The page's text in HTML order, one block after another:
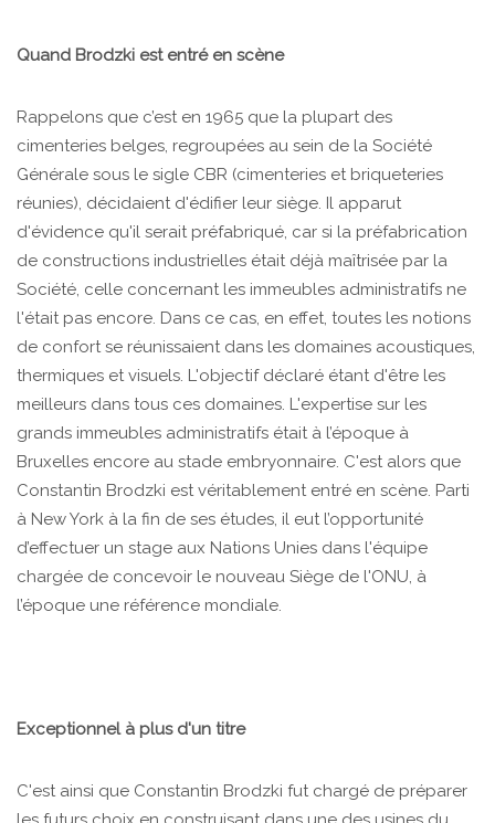
Quand Brodzki est entré en scène
Rappelons que c’est en 1965 que la plupart des
cimenteries belges, regroupées au sein de la Société
Générale sous le sigle CBR (cimenteries et briqueteries
réunies), décidaient d'édifier leur siège. Il apparut
d'évidence qu'il serait préfabriqué, car si la préfabrication
de constructions industrielles était déjà maîtrisée par la
Société, celle concernant les immeubles administratifs ne
l'était pas encore. Dans ce cas, en effet, toutes les notions
de confort se réunissaient dans les domaines acoustiques,
thermiques et visuels. L'objectif déclaré étant d'être les
meilleurs dans tous ces domaines. L'expertise sur les
grands immeubles administratifs était à l’époque à
Bruxelles encore au stade embryonnaire. C'est alors que
Constantin Brodzki est véritablement entré en scène. Parti
à New York à la fin de ses études, il eut l’opportunité
d’effectuer un stage aux Nations Unies dans l'équipe
chargée de concevoir le nouveau Siège de l'ONU, à
l’époque une référence mondiale.
Exceptionnel à plus d'un titre
C'est ainsi que Constantin Brodzki fut chargé de préparer